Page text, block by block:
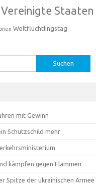
Vereinigte Staaten
Weltflüchtlingstag
mit Gewinn
Schutzschild mehr
kämpfen gegen Flammen
Spitze der ukrainischen Armee